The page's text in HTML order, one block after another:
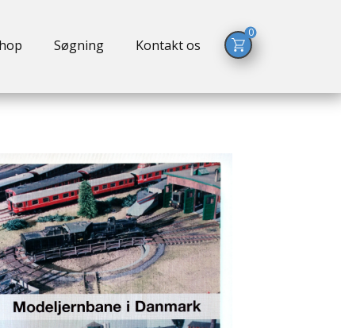
Søgning Kontakt os
0